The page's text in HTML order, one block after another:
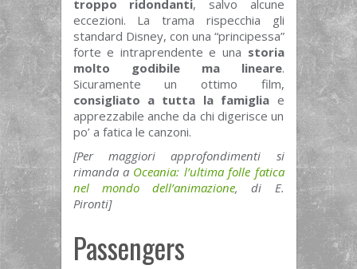
troppo ridondanti, salvo alcune
eccezioni. La trama rispecchia gli
standard Disney, con una “principessa”
forte e intraprendente e una storia
molto godibile ma lineare.
Sicuramente un ottimo film,
consigliato a tutta la famiglia e
apprezzabile anche da chi digerisce un
po’ a fatica le canzoni.
[Per maggiori approfondimenti si
rimanda a Oceania: l’ultima folle fatica
nel mondo dell’animazione, di E.
Pironti]
Passengers